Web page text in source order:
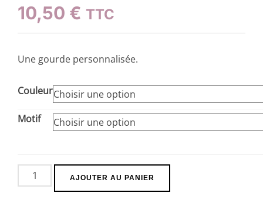
10,50 € TTC
Une gourde personnalisée.
Couleur
Motif
quantité
de
AJOUTER AU PANIER